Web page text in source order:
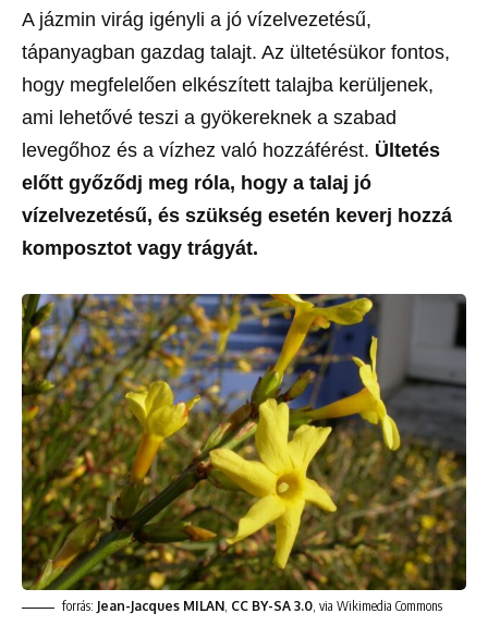
A jázmin virág igényli a jó vízelvezetésű,
tápanyagban gazdag talajt. Az ültetésükor fontos,
hogy megfelelően elkészített talajba kerüljenek,
ami lehetővé teszi a gyökereknek a szabad
levegőhoz és a vízhez való hozzáférést. Ültetés
előtt győződj meg róla, hogy a talaj jó
vízelvezetésű, és szükség esetén keverj hozzá
komposztot vagy trágyát.
forrás: Jean-Jacques MILAN, CC BY-SA 3.0, via Wikimedia Commons